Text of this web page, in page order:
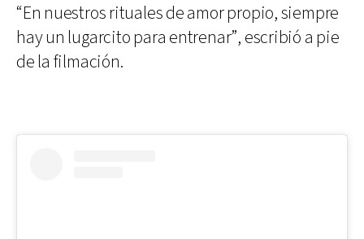
“En nuestros rituales de amor propio, siempre
hay un lugarcito para entrenar”, escribió a pie
de la filmación.